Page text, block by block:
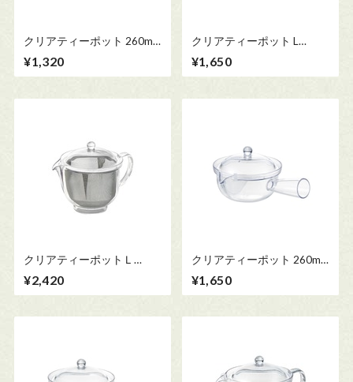
クリアティーポット 260ml
(急須タイプ)
¥1,320
クリアティーポット L
480ml (急須タイプ)
¥1,650
クリアティーポットＬ
ュ
¥2,420
クリアティーポット 260ml
メッシュ
¥1,650